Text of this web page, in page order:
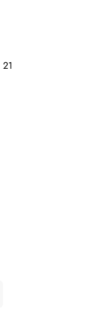
21